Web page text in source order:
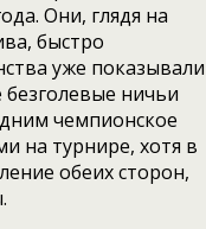
Они, глядя на
быстро
уже показывали
безголевые ничьи
чемпионское
на турнире, хотя в
обеих сторон,